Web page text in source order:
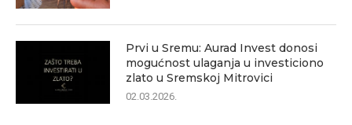
Prvi u Sremu: Aurad Invest donosi
mogućnost ulaganja u investiciono
zlato u Sremskoj Mitrovici
02.03.2026.